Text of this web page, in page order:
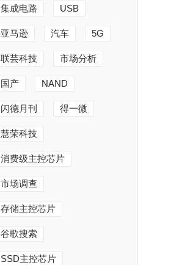
集成电路 USB
亚马逊 汽车 5G
联芸科技 市场分析
国产 NAND
闪德月刊 得一微
慧荣科技
消费级主控芯片
市场调查
存储主控芯片
谷歌搜索
SSD主控芯片